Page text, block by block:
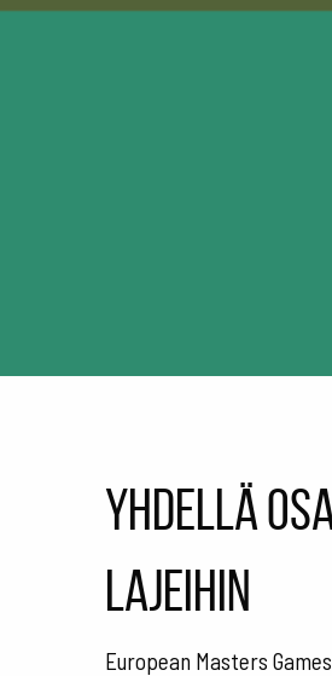
Yhdellä
lajeihin
European Masters